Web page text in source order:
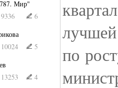
Мир"
9336
6
10024
5
13253 4
по